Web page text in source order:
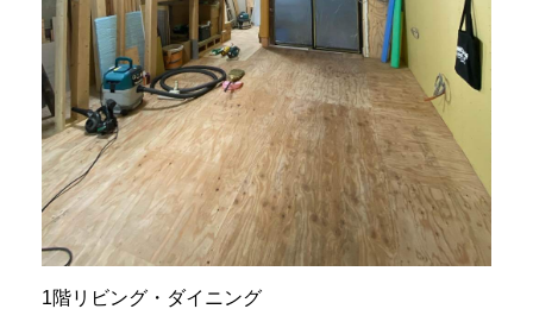
1階リビング・ダイニング